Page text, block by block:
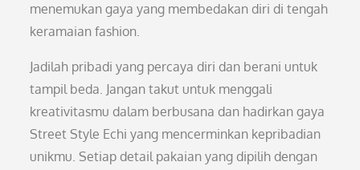
menemukan gaya yang membedakan diri di tengah
keramaian fashion.
Jadilah pribadi yang percaya diri dan berani untuk
tampil beda. Jangan takut untuk menggali
kreativitasmu dalam berbusana dan hadirkan gaya
Street Style Echi yang mencerminkan kepribadian
unikmu. Setiap detail pakaian yang dipilih dengan